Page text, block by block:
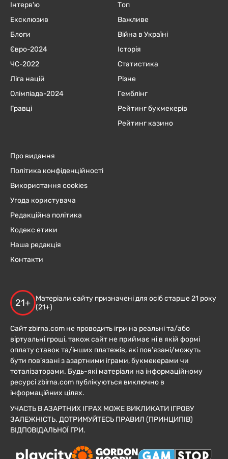
Інтерв'ю
Ексклюзив
Блоги
Євро-2024
ЧC-2022
Ліга націй
Олімпіада-2024
Гравці
Топ
Важливе
Війна в Україні
Історія
Статистика
Різне
Гемблінг
Рейтинг букмекерів
Рейтинг казино
Про видання
Політика конфіденційності
Використання cookies
Угода користувача
Редакційна політика
Кодекс етики
Наша редакція
Контакти
21+
Матеріали сайту призначені для осіб старше 21 року
(21+)
Сайт zbirna.com не проводить ігри на реальні та/або
віртуальні гроші, також сайт не приймає ні в якій формі
оплату ставок та/інших платежів, які пов’язані/можуть
бути пов’язані з азартними іграми, букмекерами чи
тоталізаторами. Будь-які матеріали на інформаційному
ресурсі zbirna.com публікуються виключно в
інформаційних цілях.
УЧАСТЬ В АЗАРТНИХ ІГРАХ МОЖЕ ВИКЛИКАТИ ІГРОВУ
ЗАЛЕЖНІСТЬ. ДОТРИМУЙТЕСЬ ПРАВИЛ (ПРИНЦИПІВ)
ВІДПОВІДАЛЬНОЇ ГРИ.